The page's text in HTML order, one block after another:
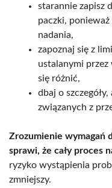
starannie zapisz
paczki,
nadania,
zapoznaj się z
ustalanymi przez
się różnić,
dbaj o
związanych z
Zrozumienie wymagań
sprawi, że cały proces
ryzyko wystąpienia
zmniejszy.